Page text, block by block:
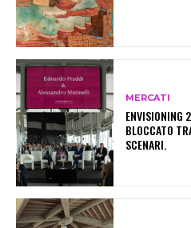
MERCATI
ENVISIONING
BLOCCATO
SCENARI.